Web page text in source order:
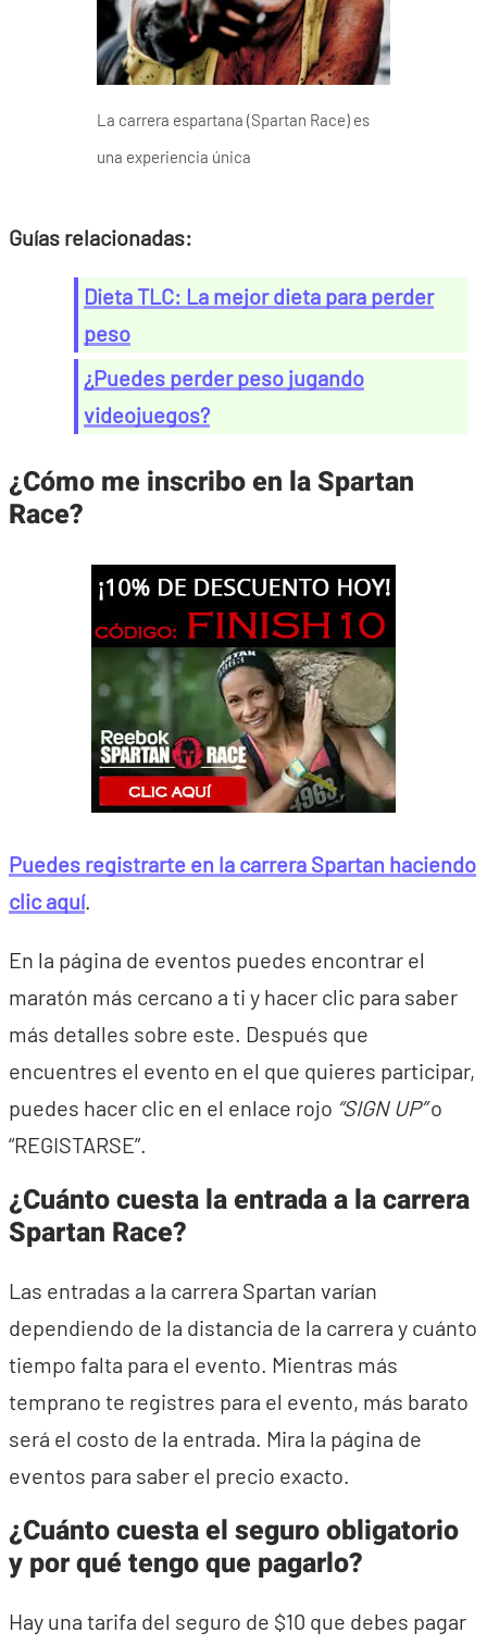
La carrera espartana (Spartan Race) es
una experiencia única
Guías relacionadas:
Dieta TLC: La mejor dieta para perder
peso
¿Puedes perder peso jugando
videojuegos?
¿Cómo me inscribo en la Spartan
Race?
Puedes registrarte en la carrera Spartan haciendo
clic aquí.
En la página de eventos puedes encontrar el
maratón más cercano a ti y hacer clic para saber
más detalles sobre este. Después que
encuentres el evento en el que quieres participar,
puedes hacer clic en el enlace rojo “SIGN UP”o
“REGISTARSE”.
¿Cuánto cuesta la entrada a la carrera
Spartan Race?
Las entradas a la carrera Spartan varían
dependiendo de la distancia de la carrera y cuánto
tiempo falta para el evento. Mientras más
temprano te registres para el evento, más barato
será el costo de la entrada. Mira la página de
eventos para saber el precio exacto.
¿Cuánto cuesta el seguro obligatorio
y por qué tengo que pagarlo?
Hay una tarifa del seguro de $10 que debes pagar